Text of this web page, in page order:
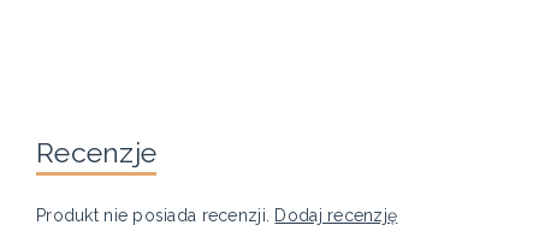
Recenzje
Produkt nie posiada recenzji. Dodaj recenzję